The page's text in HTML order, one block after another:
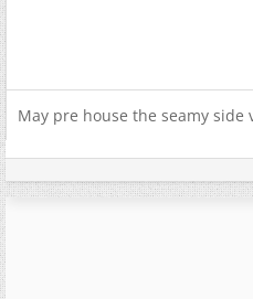
May pre house the seamy side